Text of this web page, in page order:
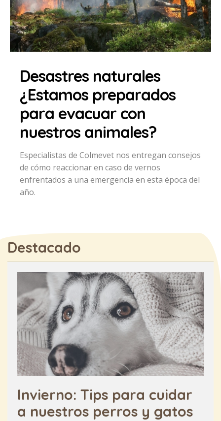
Desastres naturales
¿Estamos preparados
para evacuar con
nuestros animales?
Especialistas de Colmevet nos entregan consejos
de cómo reaccionar en caso de vernos
enfrentados a una emergencia en esta época del
año.
Destacado
Invierno: Tips para cuidar
a nuestros perros y gatos